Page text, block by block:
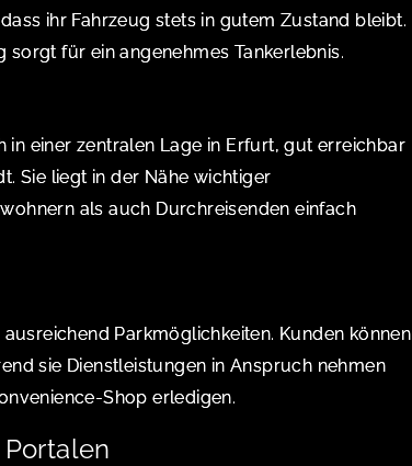
ihr Fahrzeug stets in gutem Zustand bleibt.
für ein angenehmes Tankerlebnis.
in einer zentralen Lage in Erfurt, gut erreichbar
Sie liegt in der Nähe wichtiger
als auch Durchreisenden einfach
Parkmöglichkeiten. Kunden können
sie Dienstleistungen in Anspruch nehmen
Shop erledigen.